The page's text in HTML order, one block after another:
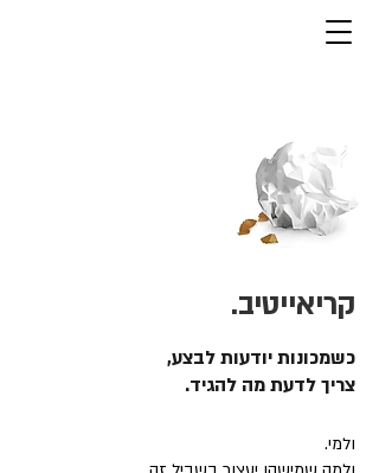
קריאייטיב.
כשמכונות יודעות לבצע,
צריך לדעת מה להגיד.
ולמי.